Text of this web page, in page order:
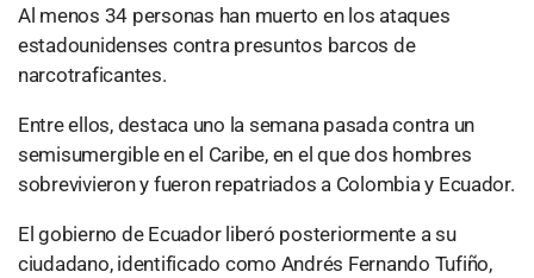
Al menos 34 personas han muerto en los ataques
estadounidenses contra presuntos barcos de
narcotraficantes.
Entre ellos, destaca uno la semana pasada contra un
semisumergible en el Caribe, en el que dos hombres
sobrevivieron y fueron repatriados a Colombia y Ecuador.
El gobierno de Ecuador liberó posteriormente a su
ciudadano, identificado como Andrés Fernando Tufiño,